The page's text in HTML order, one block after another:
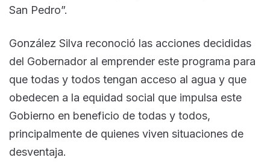
San Pedro”.
González Silva reconoció las acciones decididas
del Gobernador al emprender este programa para
que todas y todos tengan acceso al agua y que
obedecen a la equidad social que impulsa este
Gobierno en beneficio de todas y todos,
principalmente de quienes viven situaciones de
desventaja.